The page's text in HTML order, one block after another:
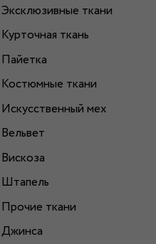
Эксклюзивные ткани
Курточная ткань
Пайетка
Костюмные ткани
Искусственный мех
Вельвет
Вискоза
Штапель
Прочие ткани
Джинса